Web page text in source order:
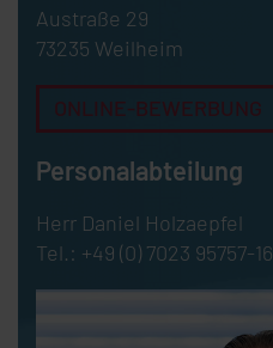
Austraße 29
73235 Weilheim
Personalabteilung
Herr Daniel Holzaepfel
Tel.: +49 (0) 7023 95757-16